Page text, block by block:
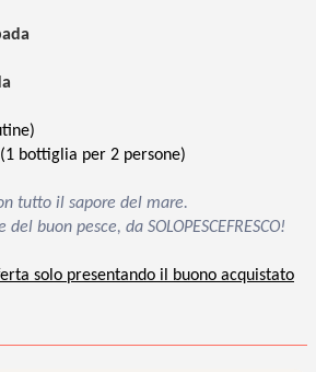
(1 bottiglia per 2 persone)
tutto il sapore del mare.
buon pesce, da SOLOPESCEFRESCO!
solo presentando il buono acquistato